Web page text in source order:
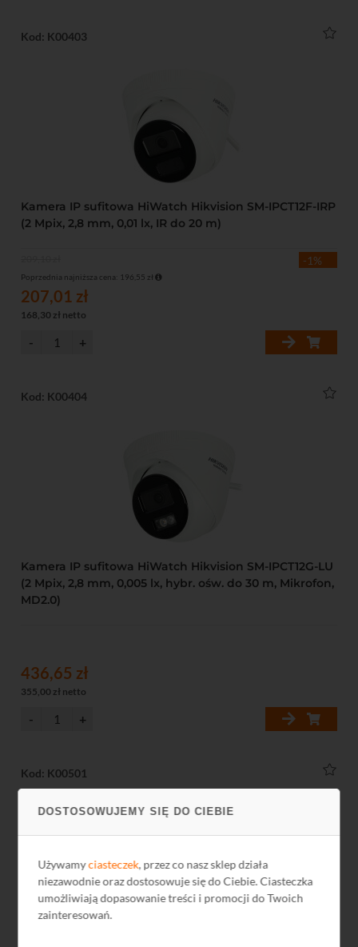
DOSTOSOWUJEMY SIĘ DO CIEBIE
Używamyciasteczek, przez co nasz sklep działa
niezawodnie oraz dostosowuje się do Ciebie. Ciasteczka
umożliwiają dopasowanie treści i promocji do Twoich
zainteresowań.
Kod: K00403
Kamera IP sufitowa HiWatch Hikvision SM-IPCT12F-IRP
(2 Mpix, 2,8 mm, 0,01 lx, IR do 20 m)
-1%
Poprzednia najniższa cena: 196,55 zł
207,01 zł
168,30 zł netto
Kod: K00404
Kamera IP sufitowa HiWatch Hikvision SM-IPCT12G-LU
(2 Mpix, 2,8 mm, 0,005 lx, hybr. ośw. do 30 m, Mikrofon,
MD2.0)
436,65 zł
355,00 zł netto
Kod: K00501